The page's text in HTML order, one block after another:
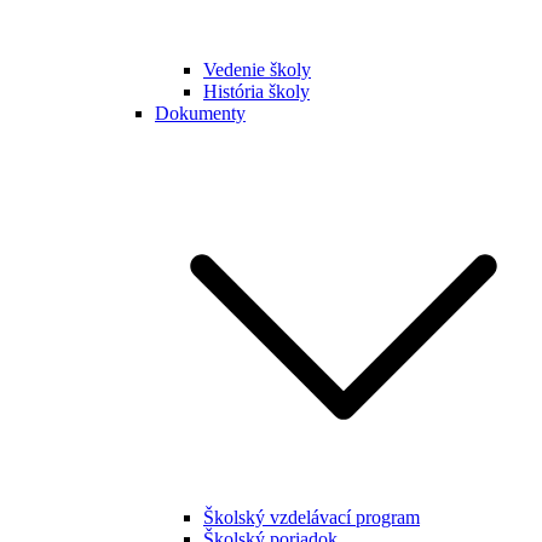
Vedenie školy
História školy
Dokumenty
Školský vzdelávací program